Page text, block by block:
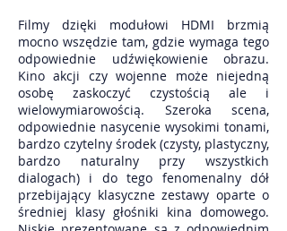
Filmy dzięki modułowi HDMI brzmią
mocno wszędzie tam, gdzie wymaga tego
odpowiednie udźwiękowienie obrazu.
Kino akcji czy wojenne może niejedną
osobę zaskoczyć czystością ale i
wielowymiarowością. Szeroka scena,
odpowiednie nasycenie wysokimi tonami,
bardzo czytelny środek (czysty, plastyczny,
bardzo naturalny przy wszystkich
dialogach) i do tego fenomenalny dół
przebijający klasyczne zestawy oparte o
średniej klasy głośniki kina domowego.